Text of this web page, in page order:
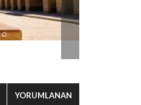
YORUMLANAN